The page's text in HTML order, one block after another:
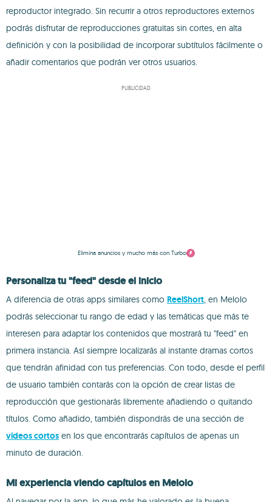
reproductor integrado. Sin recurrir a otros reproductores externos
podrás disfrutar de reproducciones gratuitas sin cortes, en alta
definición y con la posibilidad de incorporar subtítulos fácilmente o
añadir comentarios que podrán ver otros usuarios.
PUBLICIDAD
Elimina anuncios y mucho más con Turbo
Personaliza tu "feed" desde el inicio
A diferencia de otras apps similares como ReelShort, en Melolo
podrás seleccionar tu rango de edad y las temáticas que más te
interesen para adaptar los contenidos que mostrará tu "feed" en
primera instancia. Así siempre localizarás al instante dramas cortos
que tendrán afinidad con tus preferencias. Con todo, desde el perfil
de usuario también contarás con la opción de crear listas de
reproducción que gestionarás libremente añadiendo o quitando
títulos. Como añadido, también dispondrás de una sección de
vídeos cortos en los que encontrarás capítulos de apenas un
minuto de duración.
Mi experiencia viendo capítulos en Melolo